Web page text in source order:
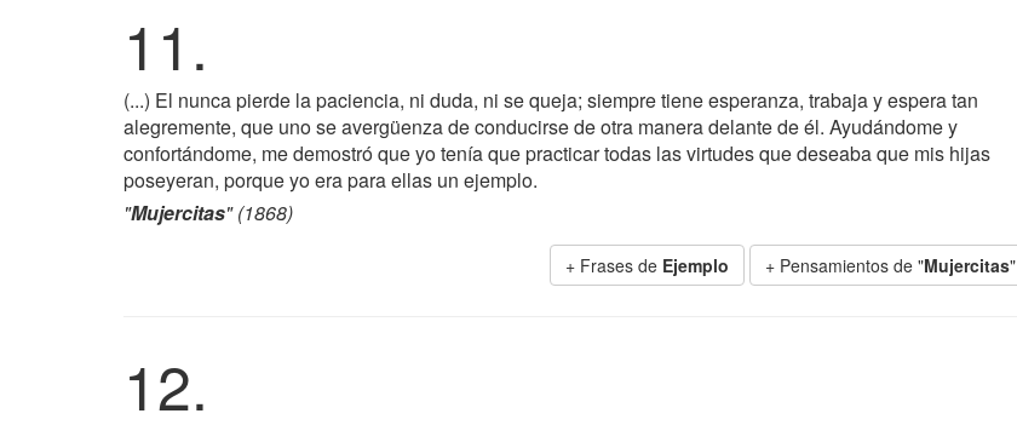
11.
(...) El nunca pierde la paciencia, ni duda, ni se queja; siempre tiene esperanza, trabaja y espera tan
alegremente, que uno se avergüenza de conducirse de otra manera delante de él. Ayudándome y
confortándome, me demostró que yo tenía que practicar todas las virtudes que deseaba que mis hijas
poseyeran, porque yo era para ellas un ejemplo.
"Mujercitas" (1868)
+ Frases de Ejemplo + Pensamientos de "Mujercitas"
12.